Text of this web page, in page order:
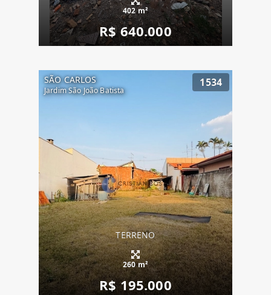
402 m²
R$ 640.000
SÃO CARLOS
Jardim São João Batista
1534
TERRENO
260 m²
R$ 195.000